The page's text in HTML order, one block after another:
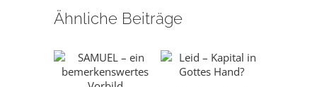
Ähnliche Beiträge